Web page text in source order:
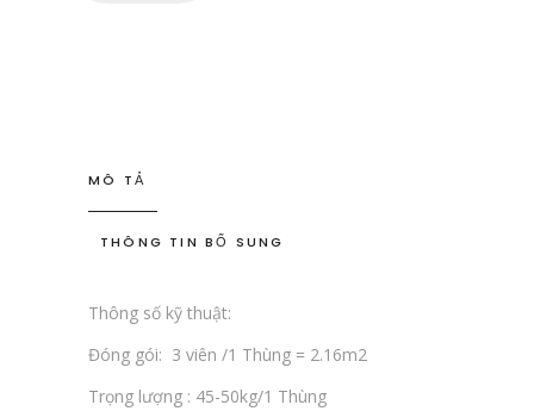
MÔ TẢ
THÔNG TIN BỔ SUNG
Thông số kỹ thuật:
Đóng gói: 3 viên /1 Thùng = 2.16m2
Trọng lượng : 45-50kg/1 Thùng